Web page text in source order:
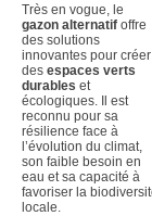
Très en vogue, le
gazon alternatif offre
des solutions
innovantes pour créer
des espaces verts
durables et
écologiques. Il est
reconnu pour sa
résilience face à
l’évolution du climat,
son faible besoin en
eau et sa capacité à
favoriser la
locale.